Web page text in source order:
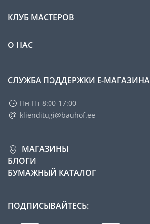
КЛУБ МАСТЕРОВ
О НАС
СЛУЖБА ПОДДЕРЖКИ Е-МАГАЗИНА
Пн-Пт 8:00-17:00
klienditugi@bauhof.ee
МАГАЗИНЫ
БЛОГИ
БУМАЖНЫЙ КАТАЛОГ
ПОДПИСЫВАЙТЕСЬ: